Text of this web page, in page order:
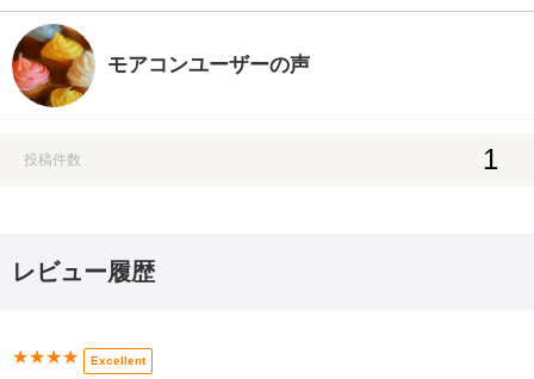
モアコンユーザーの声
投稿件数 1
レビュー履歴
★★★★ Excellent